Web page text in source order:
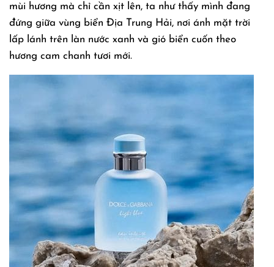
mùi hương mà chỉ cần xịt lên, ta như thấy mình đang
đứng giữa vùng biển Địa Trung Hải, nơi ánh mặt trời
lấp lánh trên làn nước xanh và gió biển cuốn theo
hương cam chanh tươi mới.